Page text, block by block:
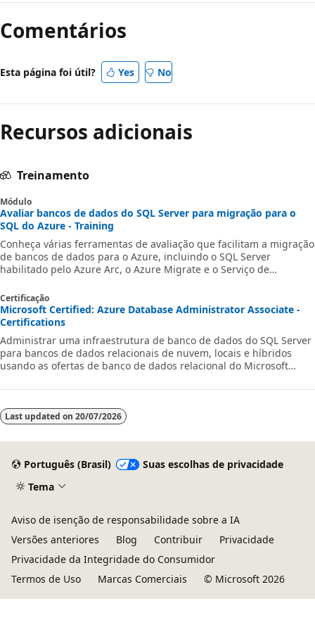
de
leitura
Comentários
Esta página foi útil? Yes No
Recursos adicionais
Treinamento
Módulo
Avaliar bancos de dados do SQL Server para migração para o
SQL do Azure - Training
Conheça várias ferramentas de avaliação que facilitam a migração
de bancos de dados para o Azure, incluindo o SQL Server
habilitado pelo Azure Arc, o Azure Migrate e o Serviço de
Certificação
Microsoft Certified: Azure Database Administrator Associate -
Certifications
Administrar uma infraestrutura de banco de dados do SQL Server
para bancos de dados relacionais de nuvem, locais e híbridos
usando as ofertas de banco de dados relacional do Microsoft
Last updated on 20/07/2026
Português (Brasil)
Suas escolhas de privacidade
Tema
Aviso de isenção de responsabilidade sobre a IA
Versões anteriores
Blog Contribuir
Privacidade
Privacidade da Integridade do Consumidor
Termos de Uso
Marcas Comerciais © Microsoft 2026